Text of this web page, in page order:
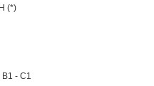
(*)
B1 - C1